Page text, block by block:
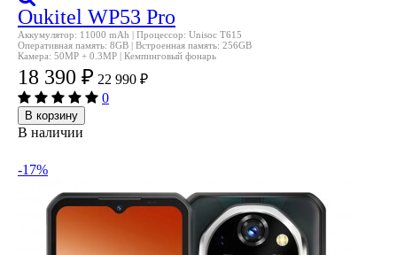
Oukitel WP53 Pro
Аккумулятор: 11000 mAh | Процессор: Unisoc T615
Оперативная память: 8GB | Встроенная память: 256GB
Камера: 50MP + 0.3MP | Кемпинговый фонарь
18 390 ₽ 22 990 ₽
0
В корзину
В наличии
-17%